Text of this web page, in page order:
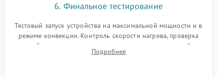
6. Финальное тестирование
Тестовый запуск устройства на максимальной мощности и в
режиме конвекции. Контроль скорости нагрева, проверка
срабатывания термостата при достижении заданной
температуры и тест на отсутствие утечек тока.
Подробнее